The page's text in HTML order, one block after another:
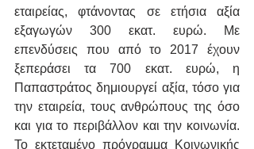
εταιρείας, φτάνοντας σε ετήσια αξία
εξαγωγών 300 εκατ. ευρώ. Με
επενδύσεις που από το 2017 έχουν
ξεπεράσει τα 700 εκατ. ευρώ, η
Παπαστράτος δημιουργεί αξία, τόσο για
την εταιρεία, τους ανθρώπους της όσο
και για το περιβάλλον και την κοινωνία.
Το εκτεταμένο πρόγραμμα Κοινωνικής